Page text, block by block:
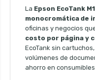
La Epson EcoTank
monocromática de
oficinas y negocios
costo por página y
EcoTank sin
volúmenes de
ahorro en consumibles.